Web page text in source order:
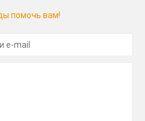
помочь вам!